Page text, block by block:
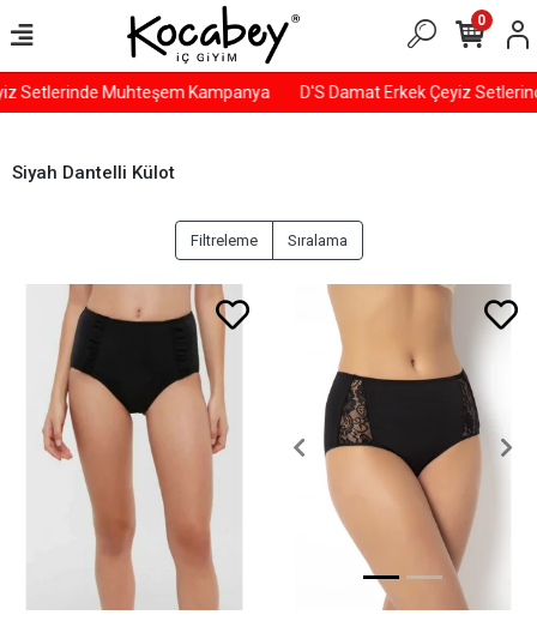
Setlerinde Muhteşem Kampanya D'S Damat Erkek Çeyiz
0
Siyah Dantelli Külot
Filtreleme Sıralama